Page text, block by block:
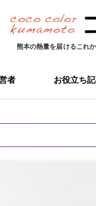
熊本の熱量を届けるこれ
者 お役立ち